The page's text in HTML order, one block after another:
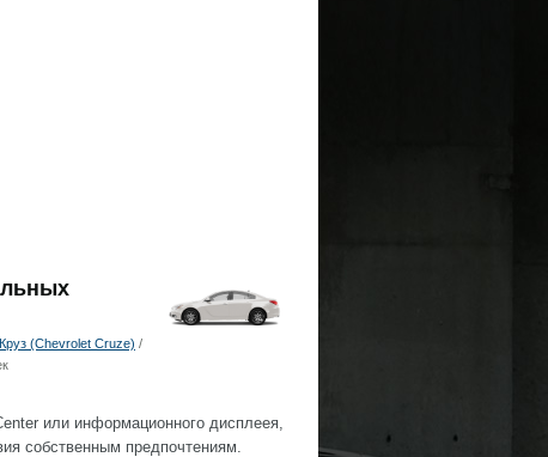
(Chevrolet Cruze) /
или информационного дисплeeя,
собственным предпочтениям.